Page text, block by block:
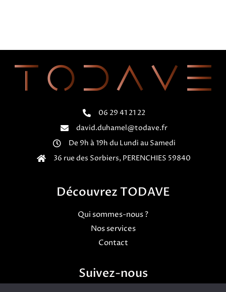
06 29 41 21 22
david.duhamel@todave.fr
De 9h à 19h du Lundi au Samedi
36 rue des Sorbiers, PERENCHIES 59840
Découvrez TODAVE
Qui sommes-nous ?
Nos services
Contact
Suivez-nous